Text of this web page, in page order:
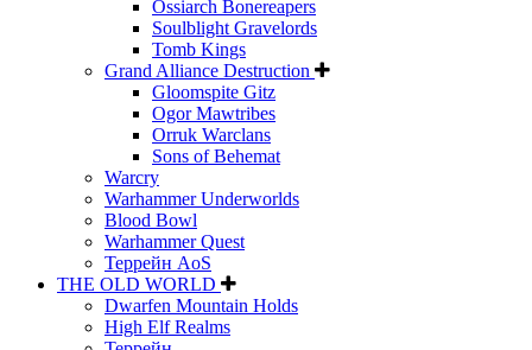
Ossiarch Bonereapers
Soulblight Gravelords
Tomb Kings
Grand Alliance Destruction
Gloomspite Gitz
Ogor Mawtribes
Orruk Warclans
Sons of Behemat
Warcry
Warhammer Underworlds
Blood Bowl
Warhammer Quest
Террейн AoS
THE OLD WORLD
Dwarfen Mountain Holds
High Elf Realms